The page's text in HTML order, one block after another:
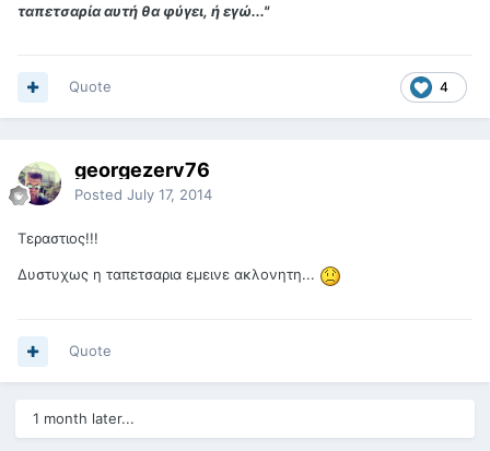
ταπετσαρία αυτή θα φύγει, ή εγώ..."
4
Quote
georgezerv76
Posted July 17, 2014
Tεραστιος!!!
Δυστυχως η ταπετσαρια εμεινε ακλονητη...
Quote
1 month later...